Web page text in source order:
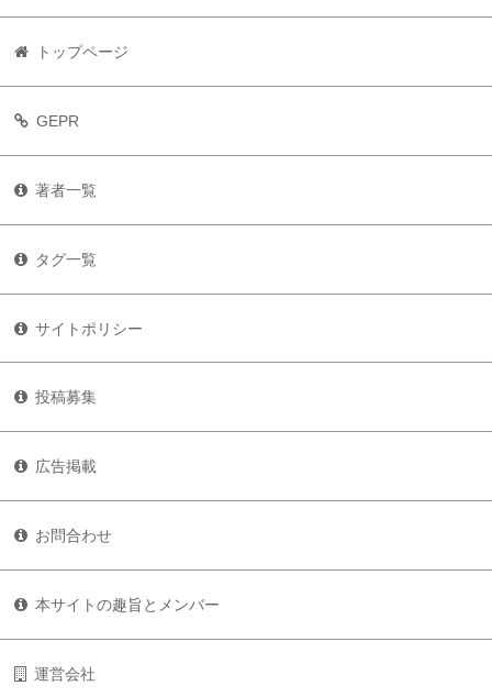
トップページ
GEPR
著者一覧
タグ一覧
サイトポリシー
投稿募集
広告掲載
お問合わせ
本サイトの趣旨とメンバー
運営会社